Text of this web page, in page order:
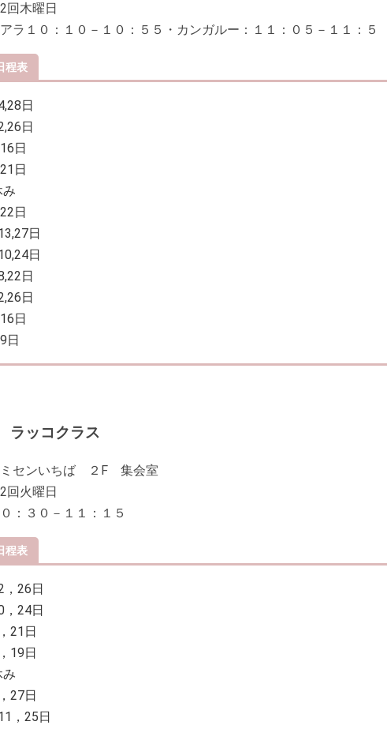
回木曜日
ラ１０：１０－１０：５５・カンガルー：１１：０５－１１：５
表
日
日
日
日
み
日
日
日
日
日
日
日
ッコクラス
ミセンいちば ２F 集会室
回火曜日
：３０－１１：１５
表
，26日
，24日
21日
19日
み
27日
，25日